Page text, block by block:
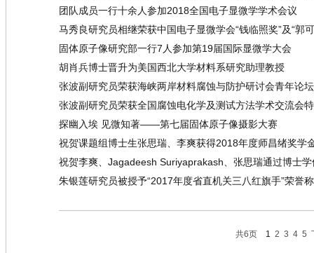
团队成员一行十余人参加2018全国电子显微学学术会议
马秀良研究员相继荣获中国电子显微学会“钱临照奖”及“郭
固体原子像研究部一行7人参加第19届国际显微学大会
胡肖兵博士晋升为美国西北大学材料系研究助理教授
张波副研究员荣获海峡两岸材料腐蚀与防护研讨会青年论
张波副研究员荣获全国腐蚀电化学及测试方法学术交流会
探幽入埃 见微知著——第七届固体原子像摄影大赛
祝贺课题组博士生张思瑞、李爽获得2018年度师昌绪奖学
祝贺李爽、Jagadeesh Suriyaprakash、张思瑞通过博士
朱银莲研究员被授予“2017年度省直机关三八红旗手”荣誉
共6页 1 2 3 4 5